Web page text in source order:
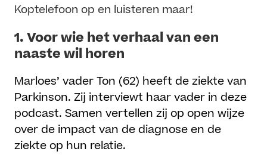
Koptelefoon op en luisteren maar!
1.Voor wie het verhaal van een
naaste wil horen
Marloes’ vader Ton (62) heeft de ziekte van
Parkinson. Zij interviewt haar vader in deze
podcast. Samen vertellen zij op open wijze
over de impact van de diagnose en de
ziekte op hun relatie.